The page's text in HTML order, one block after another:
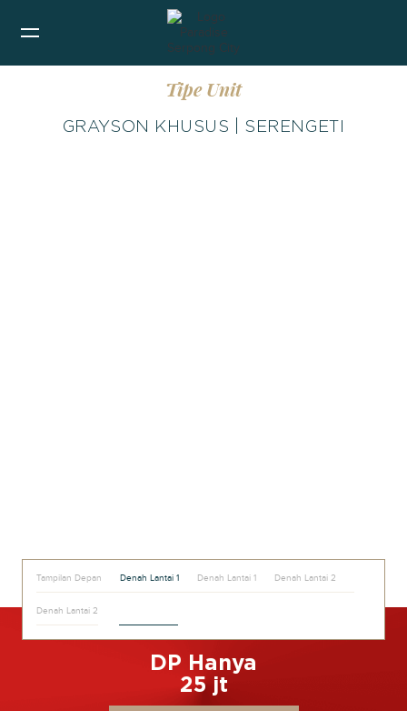
Tipe Unit
GRAYSON KHUSUS | SERENGETI
Tampilan Depan Denah Lantai 1 Denah Lantai 1 Denah Lantai 2
Denah Lantai 2
DP Hanya
25 jt